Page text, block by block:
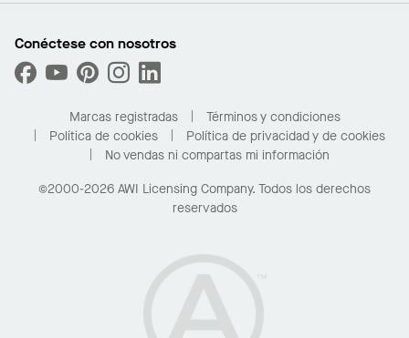
¿Cuáles son mis opciones de compra?
Capacidades personalizadas
Desempeño
Buscar un distribuidor
Solicitar muestras
Compre en línea con Kanopi
Para el hogar
Conéctese con nosotros
Marcas registradas
Términos y condiciones
Política de cookies
Política de privacidad y de cookies
No vendas ni compartas mi información
©2000-2026 AWI Licensing Company. Todos los derechos
reservados